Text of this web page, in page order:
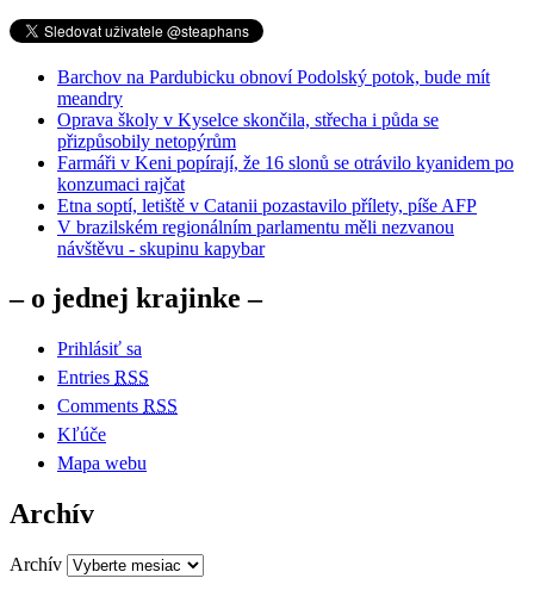
Barchov na Pardubicku obnoví Podolský potok, bude mít
meandry
Oprava školy v Kyselce skončila, střecha i půda se
přizpůsobily netopýrům
Farmáři v Keni popírají, že 16 slonů se otrávilo kyanidem po
konzumaci rajčat
Etna soptí, letiště v Catanii pozastavilo přílety, píše AFP
V brazilském regionálním parlamentu měli nezvanou
návštěvu - skupinu kapybar
– o jednej krajinke –
Prihlásiť sa
Entries RSS
Comments RSS
Kľúče
Mapa webu
Archív
Archív